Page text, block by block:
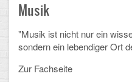
Elternchor
Förderverein
Ehemalige
Musik
"Musik ist nicht nur ein
sondern ein lebendiger Ort
Zur Fachseite